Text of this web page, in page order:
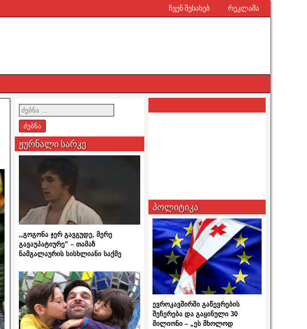
ჩვენ შესახებ რეკლამა
ჟურნალი სარკე
,,გოგონა ჯერ გავგუდე, მერე
გავაუპატიურე” – თამაზ
ნამგალაურის სისხლიანი საქმე
პოლიტიკა
ევროკავშირში გაწევრების
შეჩერება და გაყინული 30
მილიონი – „ეს მხოლოდ